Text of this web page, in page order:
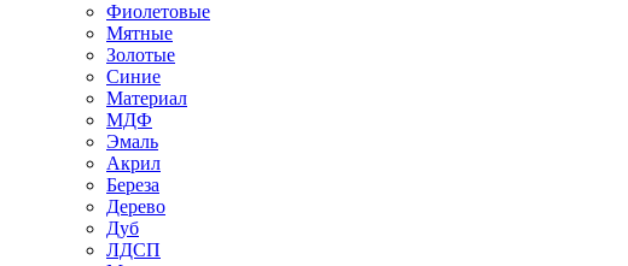
Фиолетовые
Мятные
Золотые
Синие
Материал
МДФ
Эмаль
Акрил
Береза
Дерево
Дуб
ЛДСП